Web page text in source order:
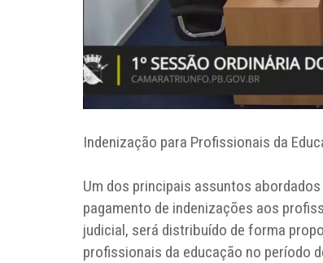
Indenização para Profissionais da
Um dos principais assuntos
pagamento de indenizações aos
judicial, será distribuído de forma
profissionais da educação no período